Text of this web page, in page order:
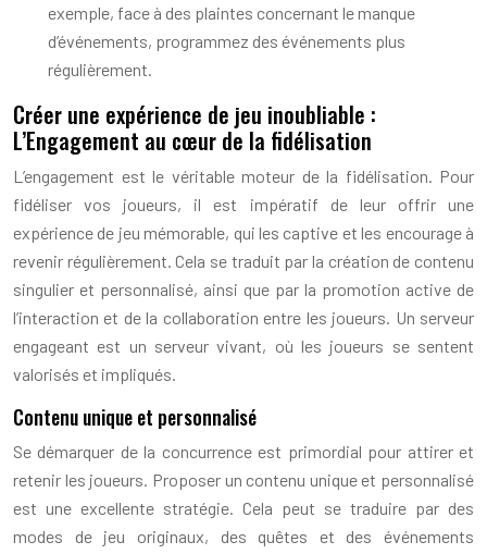
exemple, face à des plaintes concernant le manque
d’événements, programmez des événements plus
régulièrement.
Créer une expérience de jeu inoubliable :
L’Engagement au cœur de la fidélisation
L’engagement est le véritable moteur de la fidélisation. Pour
fidéliser vos joueurs, il est impératif de leur offrir une
expérience de jeu mémorable, qui les captive et les encourage à
revenir régulièrement. Cela se traduit par la création de contenu
singulier et personnalisé, ainsi que par la promotion active de
l’interaction et de la collaboration entre les joueurs. Un serveur
engageant est un serveur vivant, où les joueurs se sentent
valorisés et impliqués.
Contenu unique et personnalisé
Se démarquer de la concurrence est primordial pour attirer et
retenir les joueurs. Proposer un contenu unique et personnalisé
est une excellente stratégie. Cela peut se traduire par des
modes de jeu originaux, des quêtes et des événements